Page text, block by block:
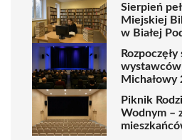
Sierpień
Miejskiej
w Białej
Rozpoczęły
wystawców
Michałowy
Piknik
Wodnym –